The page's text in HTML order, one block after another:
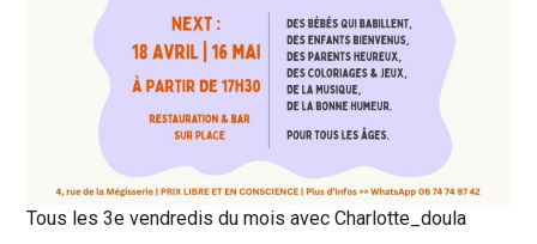
Tous les 3e vendredis du mois avec Charlotte_doula